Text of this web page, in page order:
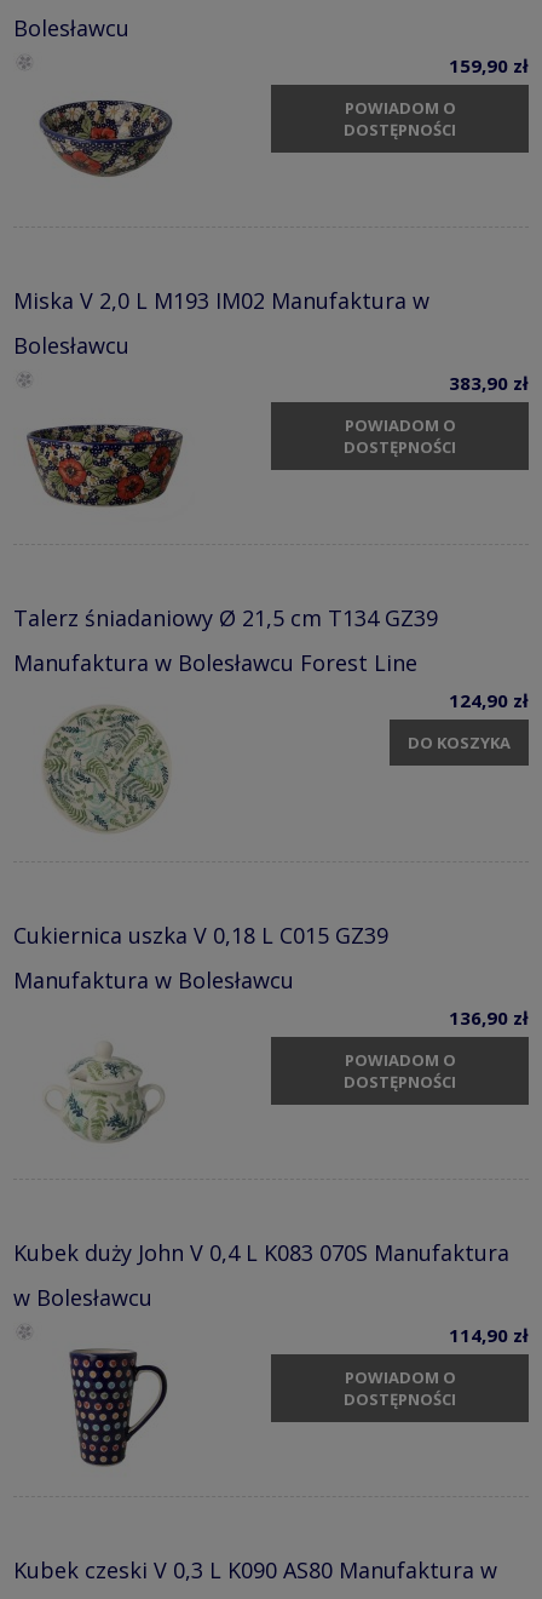
Bolesławcu
159,90 zł
POWIADOM O
DOSTĘPNOŚCI
Miska V 2,0 L M193 IM02 Manufaktura w
Bolesławcu
383,90 zł
POWIADOM O
DOSTĘPNOŚCI
Talerz śniadaniowy Ø 21,5 cm T134 GZ39
Manufaktura w Bolesławcu Forest Line
124,90 zł
DO KOSZYKA
Cukiernica uszka V 0,18 L C015 GZ39
Manufaktura w Bolesławcu
136,90 zł
POWIADOM O
DOSTĘPNOŚCI
Kubek duży John V 0,4 L K083 070S Manufaktura
w Bolesławcu
114,90 zł
POWIADOM O
DOSTĘPNOŚCI
Kubek czeski V 0,3 L K090 AS80 Manufaktura w